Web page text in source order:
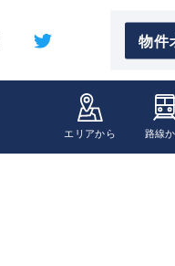
物件
エリアから 路線